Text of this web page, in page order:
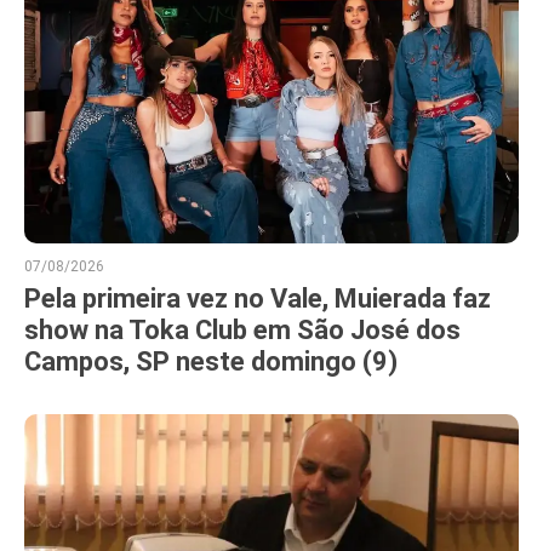
07/08/2026
Pela primeira vez no Vale, Muierada faz
show na Toka Club em São José dos
Campos, SP neste domingo (9)